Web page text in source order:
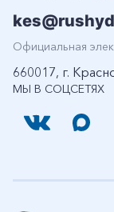
МЫ В СОЦСЕТЯХ
Официальная
660017, г.